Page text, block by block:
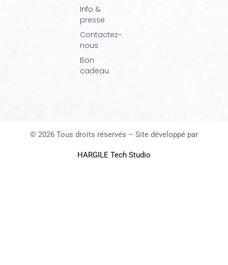
Info &
presse
Contactez-
nous
Bon
cadeau
© 2026 Tous droits réservés – Site développé par
HARGILE Tech Studio